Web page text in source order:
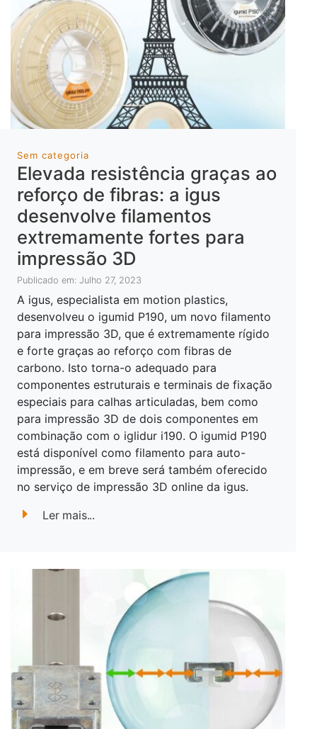
Sem categoria
Elevada resistência graças ao
reforço de fibras: a igus
desenvolve filamentos
extremamente fortes para
impressão 3D
Publicado em: Julho 27, 2023
A igus, especialista em motion plastics,
desenvolveu o igumid P190, um novo filamento
para impressão 3D, que é extremamente rígido
e forte graças ao reforço com fibras de
carbono. Isto torna-o adequado para
componentes estruturais e terminais de fixação
especiais para calhas articuladas, bem como
para impressão 3D de dois componentes em
combinação com o iglidur i190. O igumid P190
está disponível como filamento para auto-
impressão, e em breve será também oferecido
no serviço de impressão 3D online da igus.
Ler mais...